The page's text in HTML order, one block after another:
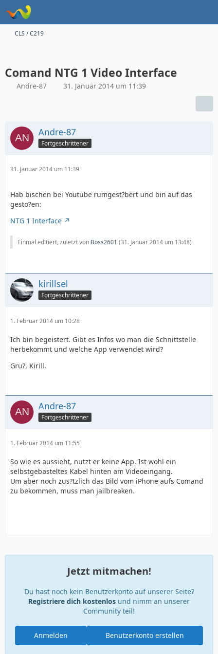
CLS / C219
Comand NTG 1 Video Interface
Andre-87 31. Januar 2014 um 11:39
Andre-87
Fortgeschrittener
31. Januar 2014 um 11:39
Hab bischen bei Youtube rumgest?bert und bin auf das
gesto?en:
NTG 1 Interface
Einmal editiert, zuletzt von Boss2601 (31. Januar 2014 um 13:48)
kirillsel
Fortgeschrittener
1. Februar 2014 um 10:28
Ich bin begeistert. Gibt es Infos wo man die Schnittstelle
herbekommt und welche App verwendet wird?
Gru?, Kirill.
Andre-87
Fortgeschrittener
1. Februar 2014 um 11:55
So wie es aussieht, nutzt er keine App. Ist wohl ein
selbstgebasteltes Kabel hinten am Videoeingang.
Um aber noch zus?tzlich das Bild vom iPhone aufs Comand
zu bekommen, muss man jailbreaken.
Jetzt mitmachen!
Du hast noch kein Benutzerkonto auf unserer Seite?
Registriere dich kostenlos und nimm an unserer
Community teil!
Benutzerkonto erstellen
Anmelden